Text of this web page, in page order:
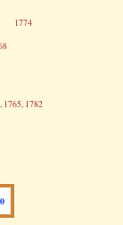
1774
1765, 1782